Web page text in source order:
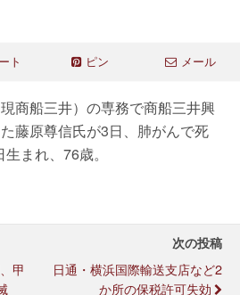
ト ピン メール
商船三井）の専務で商船三井興
藤原尊信氏が3日、肺がんで死
まれ、76歳。
甲
次の投稿
日通・横浜国際輸送支店など2
か所の保税許可失効